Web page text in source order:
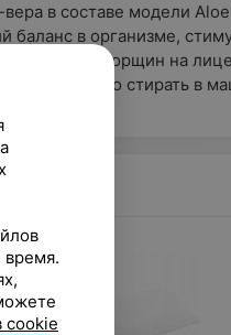
в составе модели
баланс в организме,
морщин на
можно стирать в
время.
cookie